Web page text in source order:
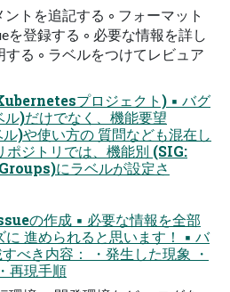
ントを追記する ◦ フォーマット
を登録する ◦ 必要な情報を詳し
する ◦ ラベルをつけてレビュア
プロジェクト) ▪ バグ
)だけでなく、機能要望
)や使い方の 質問なども混在し
ポジトリでは、機能別 (SIG:
にラベルが設定さ
の作成 ▪ 必要な情報を全部
に 進められると思います！ ▪ バ
べき内容： ・発生した現象 ・
再現手順